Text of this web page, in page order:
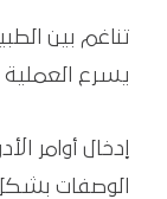
تناغم بين
يسرع العملية
إدخال أوامر
الوصفات